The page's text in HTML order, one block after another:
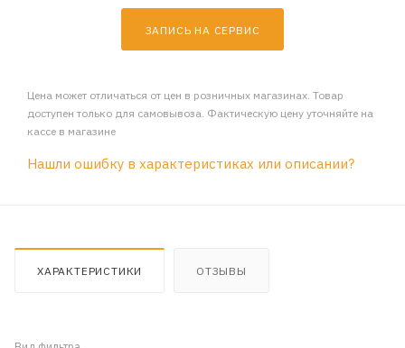
ЗАПИСЬ НА СЕРВИС
Цена может отличаться от цен в розничных магазинах. Товар
доступен только для самовывоза. Фактическую цену уточняйте на
кассе в магазине
Нашли ошибку в характеристиках или описании?
ХАРАКТЕРИСТИКИ ОТЗЫВЫ